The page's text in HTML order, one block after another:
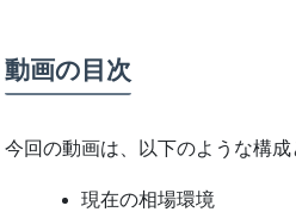
動画の目次
今回の動画は、以下のような構成
現在の相場環境